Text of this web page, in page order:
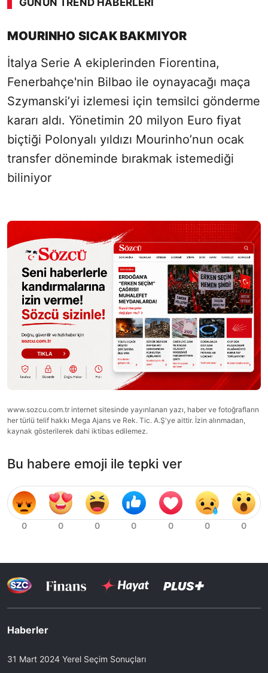
GÜNÜN TREND HABERLERI
SÖZCÜ SON DAKİKA
MOURINHO SICAK BAKMIYOR
İtalya Serie A ekiplerinden Fiorentina,
Fenerbahçe'nin Bilbao ile oynayacağı maça
Szymanski’yi izlemesi için temsilci gönderme
kararı aldı. Yönetimin 20 milyon Euro fiyat
biçtiği Polonyalı yıldızı Mourinho’nun ocak
transfer döneminde bırakmak istemediği
biliniyor
www.sozcu.com.tr internet sitesinde yayınlanan yazı, haber ve fotoğrafların
her türlü telif hakkı Mega Ajans ve Rek. Tic. A.Ş'ye aittir. İzin alınmadan,
kaynak gösterilerek dahi iktibas edilemez.
Bu habere emoji ile tepki ver
Haberler
31 Mart 2024 Yerel Seçim Sonuçları